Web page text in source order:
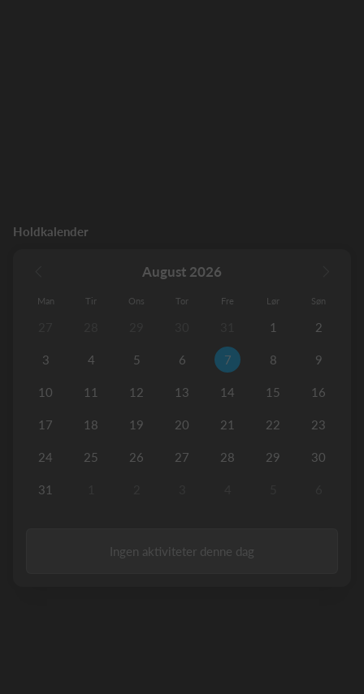
Holdkalender
August 2026
Man Tir Ons Tor Fre Lør Søn
1 2
3 4 5 6 7 8 9
10 11 12 13 14 15 16
17 18 19 20 21 22 23
24 25 26 27 28 29 30
31
Ingen aktiviteter denne dag